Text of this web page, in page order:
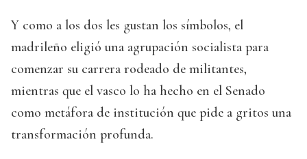
Y como a los dos les gustan los símbolos, el
madrileño eligió una agrupación socialista para
comenzar su carrera rodeado de militantes,
mientras que el vasco lo ha hecho en el Senado
como metáfora de institución que pide a gritos una
transformación profunda.